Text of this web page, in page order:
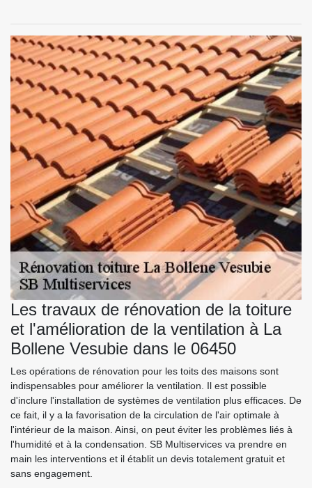
Les travaux de rénovation de la toiture
et l'amélioration de la ventilation à La
Bollene Vesubie dans le 06450
Les opérations de rénovation pour les toits des maisons sont
indispensables pour améliorer la ventilation. Il est possible
d'inclure l'installation de systèmes de ventilation plus efficaces. De
ce fait, il y a la favorisation de la circulation de l'air optimale à
l'intérieur de la maison. Ainsi, on peut éviter les problèmes liés à
l'humidité et à la condensation. SB Multiservices va prendre en
main les interventions et il établit un devis totalement gratuit et
sans engagement.